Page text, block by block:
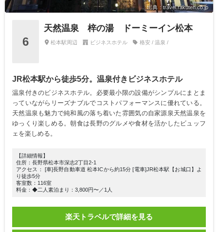
出典：travel.rakuten.co.jp
6
天然温泉 梓の湯 ドーミーイン松本
松本駅周辺 ビジネスホテル 格安 / 温泉 /
JR松本駅から徒歩5分。温泉付きビジネスホテル
温泉付きのビジネスホテル。必要最小限の設備がシンプルにまとま
っていながらリーズナブルでコストパフォーマンスに優れている。
天然温泉も魅力で純和風の落ち着いた雰囲気の自家源泉天然温泉を
ゆっくり楽しめる。朝食は長野のグルメや食材を活かしたビュッフ
ェを楽しめる。
【詳細情報】
住所：長野県松本市深志2丁目2-1
アクセス： [車]長野自動車道 松本ICから約15分 [電車]JR松本駅【お城口】よ
り徒歩5分
客室数：116室
料金：◆二人素泊まり：3,800円〜／1人
楽天トラベルで詳細を見る